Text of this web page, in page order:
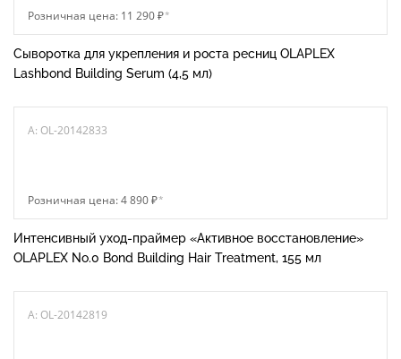
Розничная цена: 11 290 ₽*
Сыворотка для укрепления и роста ресниц OLAPLEX
Lashbond Building Serum (4,5 мл)
A: OL-20142833
Розничная цена: 4 890 ₽*
Интенсивный уход-праймер «Активное восстановление»
OLAPLEX No.0 Bond Building Hair Treatment, 155 мл
A: OL-20142819